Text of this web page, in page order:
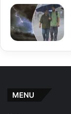
MENU